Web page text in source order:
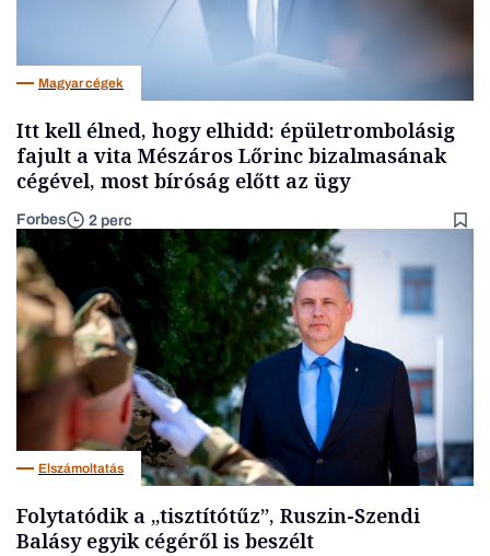
Magyar cégek
Itt kell élned, hogy elhidd: épületrombolásig
fajult a vita Mészáros Lőrinc bizalmasának
cégével, most bíróság előtt az ügy
Forbes 2 perc
Elszámoltatás
Folytatódik a „tisztítótűz”, Ruszin-Szendi
Balásy egyik cégéről is beszélt